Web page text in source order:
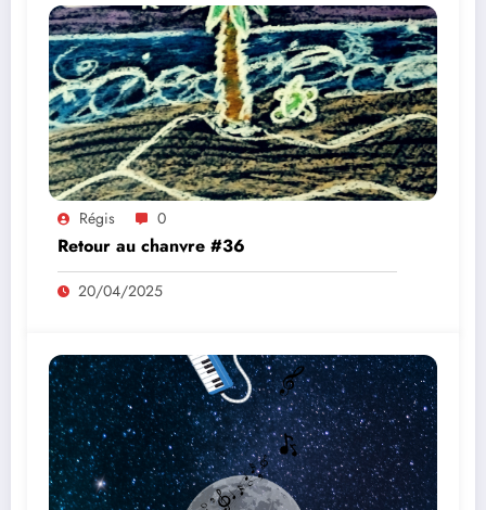
Régis 0
Retour au chanvre #36
20/04/2025